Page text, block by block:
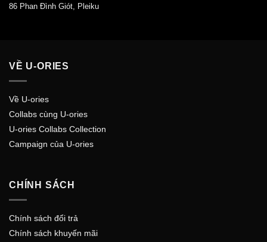
86 Phan Đình Giót, Pleiku
VỀ U-ORIES
Về U-ories
Collabs cùng U-ories
U-ories Collabs Collection
Campaign của U-ories
CHÍNH SÁCH
Chính sách đổi trả
Chính sách khuyến mãi